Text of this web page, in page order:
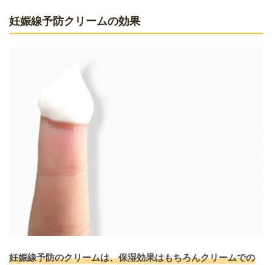
妊娠線予防クリームの効果
妊娠線予防のクリームは、保湿効果はもちろんクリームでの